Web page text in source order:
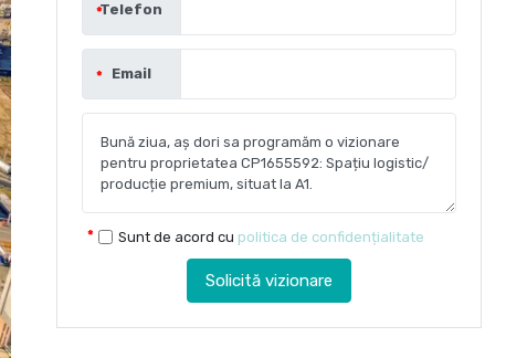
Telefon
Email
Sunt de acord cu politica de confidențialitate
Solicită vizionare